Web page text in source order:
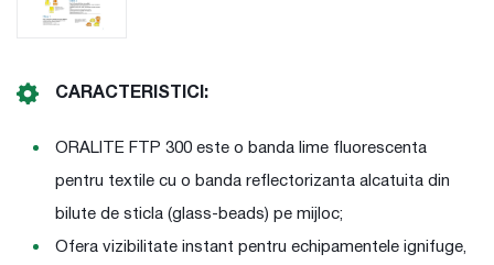
CARACTERISTICI:
ORALITE FTP 300 este o banda lime fluorescenta
pentru textile cu o banda reflectorizanta alcatuita din
bilute de sticla (glass-beads) pe mijloc;
Ofera vizibilitate instant pentru echipamentele ignifuge,